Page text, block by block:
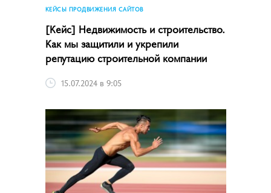
КЕЙСЫ ПРОДВИЖЕНИЯ САЙТОВ
[Кейс] Недвижимость и строительство.
Как мы защитили и укрепили
репутацию строительной компании
15.07.2024 в 9:05